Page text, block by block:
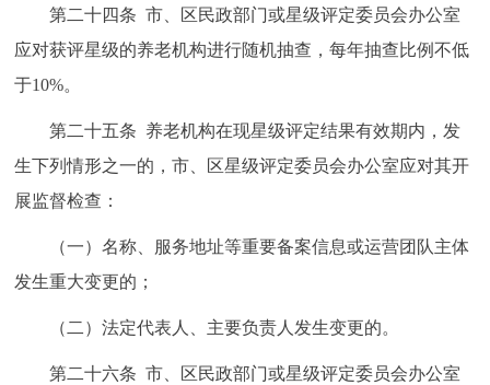
第二十四条 市、区民政部门或星级评定委员会办公室
应对获评星级的养老机构进行随机抽查，每年抽查比例不低
于10%。
第二十五条 养老机构在现星级评定结果有效期内，发
生下列情形之一的，市、区星级评定委员会办公室应对其开
展监督检查：
（一）名称、服务地址等重要备案信息或运营团队主体
发生重大变更的；
（二）法定代表人、主要负责人发生变更的。
第二十六条 市、区民政部门或星级评定委员会办公室